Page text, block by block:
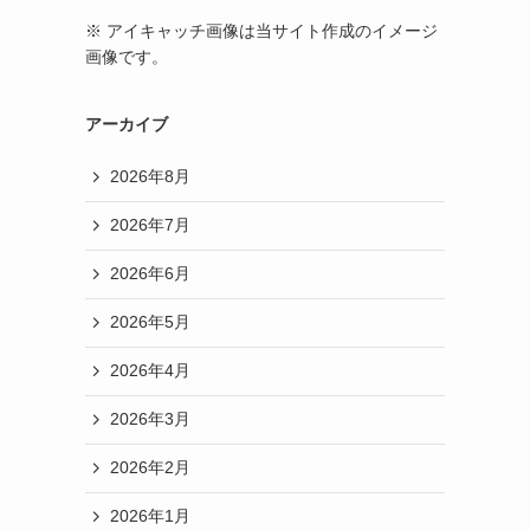
※ アイキャッチ画像は当サイト作成のイメージ
画像です。
アーカイブ
2026年8月
2026年7月
2026年6月
2026年5月
2026年4月
2026年3月
2026年2月
2026年1月